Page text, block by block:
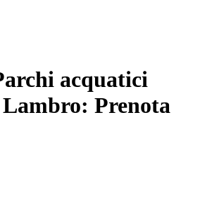
acquatici
Prenota